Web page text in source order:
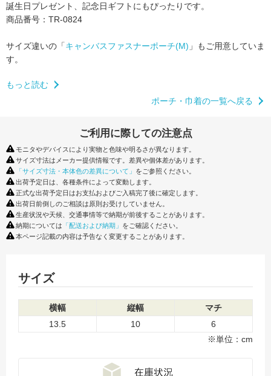
誕生日プレゼント、記念日ギフトにもぴったりです。
商品番号：TR-0824
サイズ違いの「キャンバスファスナーポーチ(M) 」もご用意していま
す。
もっと読む
ポーチ・巾着の一覧へ戻る
ご利用に際しての注意点
モニタやデバイスにより実物と色味や明るさが異なります。
サイズ寸法はメーカー提供情報です。差異や個体差があります。
「サイズ寸法・本体色の差異について」 をご参照ください。
出荷予定日は、各種条件によって変動します。
正式な出荷予定日はお支払およびご入稿完了後に確定します。
出荷日前倒しのご相談は原則お受けしていません。
生産状況や天候、交通事情等で納期が前後することがあります。
納期については 「配送および納期」 をご確認ください。
本ページ記載の内容は予告なく変更することがあります。
サイズ
横幅 縦幅
マチ
13.5
10
6
※単位：cm